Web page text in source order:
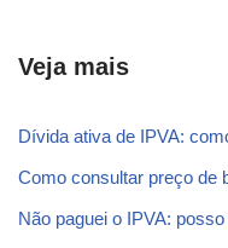
Veja mais
Dívida ativa de IPVA:
Como consultar preço de
Não paguei o IPVA: